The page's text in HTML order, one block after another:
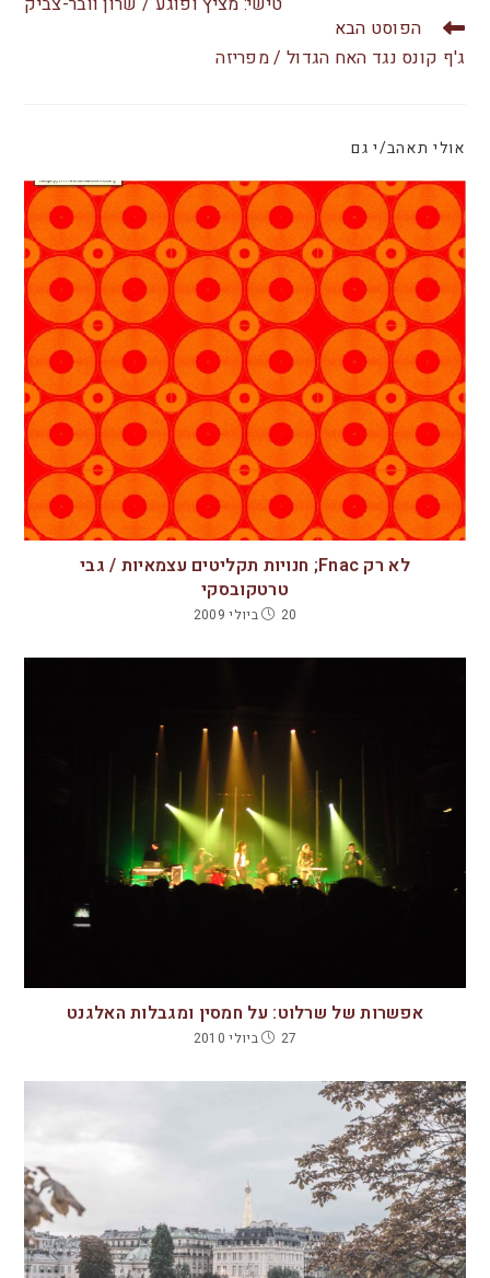
A
p
b
o
הפוסט הבא
ג'ף קונס נגד האח הגדול / מפריזה
אולי תאהב/י גם
לא רק Fnac; חנויות תקליטים עצמאיות / גבי
טרטקובסקי
20 ביולי 2009
אפשרות של שרלוט: על חמסין ומגבלות האלגנט
27 ביולי 2010